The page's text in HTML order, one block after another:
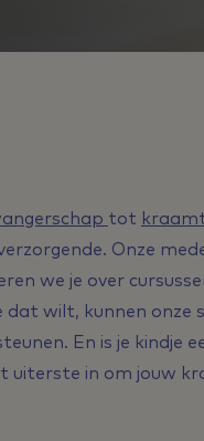
tot
Onze
we je over
dat wilt, kunnen onze
En is je kindje
uiterste in om jouw